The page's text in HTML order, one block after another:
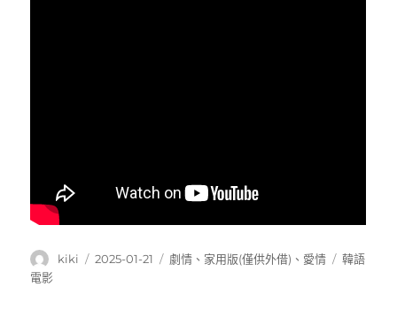
作
kiki
發
2025-01-21
分
劇情 、 家用版(僅供外借) 、 愛情
標
韓語
電影